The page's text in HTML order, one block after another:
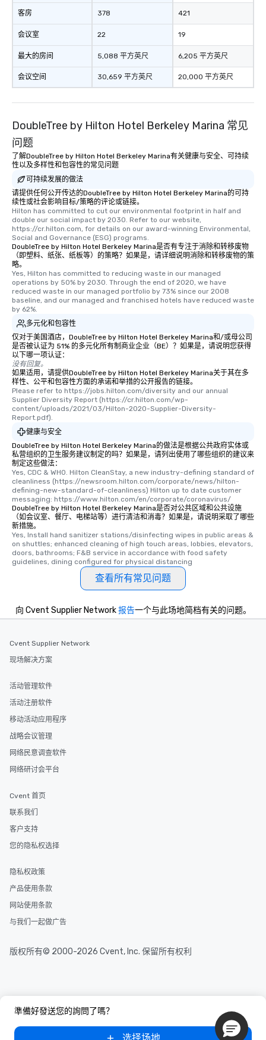
客房
会议室
最大的房间
会议空间
378
22
5,088 平方英尺
30,659 平方英尺
421
19
6,205 平方英尺
20,000 平方英尺
DoubleTree by Hilton Hotel Berkeley Marina 常见
问题
了解DoubleTree by Hilton Hotel Berkeley Marina有关健康与安全、可持续
性以及多样性和包容性的常见问题
可持续发展的做法
请提供任何公开传达的DoubleTree by Hilton Hotel Berkeley Marina的可持
续性或社会影响目标/策略的评论或链接。
Hilton has committed to cut our environmental footprint in half and
double our social impact by 2030. Refer to our website,
https://cr.hilton.com, for details on our award-winning Environmental,
Social and Governance (ESG) programs.
DoubleTree by Hilton Hotel Berkeley Marina是否有专注于消除和转移废物
（即塑料、纸张、纸板等）的策略？如果是，请详细说明消除和转移废物的策
略。
Yes, Hilton has committed to reducing waste in our managed
operations by 50% by 2030. Through the end of 2020, we have
reduced waste in our managed portfolio by 73% since our 2008
baseline, and our managed and franchised hotels have reduced waste
by 62%.
多元化和包容性
仅对于美国酒店，DoubleTree by Hilton Hotel Berkeley Marina和/或母公司
是否被认证为 51% 的多元化所有制商业企业（BE）？如果是，请说明您获得
以下哪一项认证：
没有回复。
如果适用，请提供DoubleTree by Hilton Hotel Berkeley Marina关于其在多
样性、公平和包容性方面的承诺和举措的公开报告的链接。
Please refer to https://jobs.hilton.com/diversity and our annual
Supplier Diversity Report (https://cr.hilton.com/wp-
content/uploads/2021/03/Hilton-2020-Supplier-Diversity-
Report.pdf).
健康与安全
DoubleTree by Hilton Hotel Berkeley Marina的做法是根据公共政府实体或
私营组织的卫生服务建议制定的吗？如果是，请列出使用了哪些组织的建议来
制定这些做法：
Yes, CDC & WHO. Hilton CleanStay, a new industry-defining standard of
cleanliness (https://newsroom.hilton.com/corporate/news/hilton-
defining-new-standard-of-cleanliness) Hilton up to date customer
messaging: https://www.hilton.com/en/corporate/coronavirus/
DoubleTree by Hilton Hotel Berkeley Marina是否对公共区域和公共设施
（如会议室、餐厅、电梯站等）进行清洁和消毒？如果是，请说明采取了哪些
新措施。
Yes, Install hand sanitizer stations/disinfecting wipes in public areas &
on shuttles; enhanced cleaning of high touch areas, lobbies, elevators,
doors, bathrooms; F&B service in accordance with food safety
guidelines, dining configured for physical distancing
查看所有常见问题
準備好發送您的詢問了嗎？
向 Cvent Supplier Network报告一个与此场地简档有关的问题。
Cvent Supplier Network
现场解决方案
活动管理软件
活动注册软件
移动活动应用程序
战略会议管理
网络民意调查软件
网络研讨会平台
Cvent 首页
联系我们
客户支持
您的隐私权选择
隐私权政策
产品使用条款
网站使用条款
与我们一起做广告
版权所有© 2000-2026 Cvent, Inc. 保留所有权利